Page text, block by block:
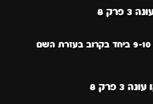
פרק 8
אנחנו עובדים על זה נעלה את פרקים 9-10 ביחד בקרוב בעזרת השם
3 פרק 8